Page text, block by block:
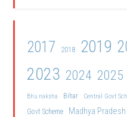
2017 2018 2019
2023 2024 2025
Bhu naksha Bihar Central Govt
Govt Scheme Madhya Pradesh